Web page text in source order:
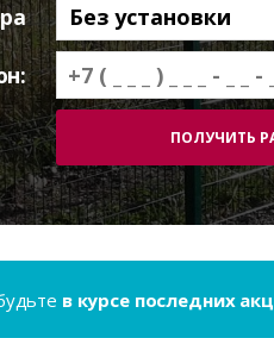
в курсе последних